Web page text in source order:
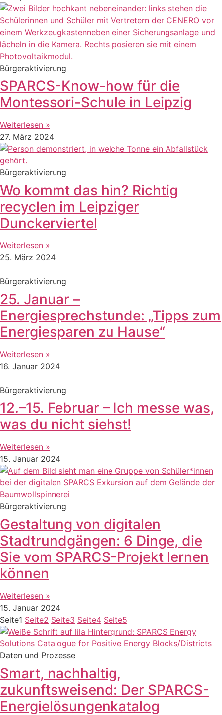
Bürgeraktivierung
SPARCS-Know-how für die
Montessori-Schule in Leipzig
Weiterlesen »
27. März 2024
Bürgeraktivierung
Wo kommt das hin? Richtig
recyclen im Leipziger
Dunckerviertel
Weiterlesen »
25. März 2024
Bürgeraktivierung
25. Januar –
Energiesprechstunde: „Tipps zum
Energiesparen zu Hause“
Weiterlesen »
16. Januar 2024
Bürgeraktivierung
12.–15. Februar – Ich messe was,
was du nicht siehst!
Weiterlesen »
15. Januar 2024
Bürgeraktivierung
Gestaltung von digitalen
Stadtrundgängen: 6 Dinge, die
Sie vom SPARCS-Projekt lernen
können
Weiterlesen »
15. Januar 2024
Seite1 Seite2 Seite3 Seite4 Seite5
Daten und Prozesse
Smart, nachhaltig,
zukunftsweisend: Der SPARCS-
Energielösungenkatalog